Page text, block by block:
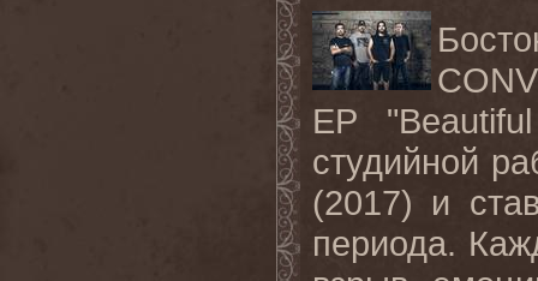
EP "Beautiful
студийной
(2017) и
периода.